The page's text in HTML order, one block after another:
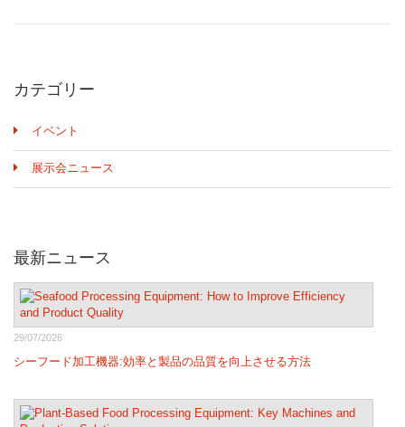
カテゴリー
イベント
展示会ニュース
最新ニュース
29/07/2026
シーフード加工機器:効率と製品の品質を向上させる方法